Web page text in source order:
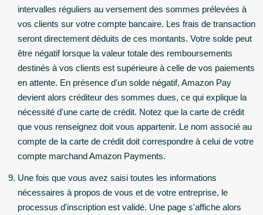
intervalles réguliers au versement des sommes prélevées à
vos clients sur votre compte bancaire. Les frais de transaction
seront directement déduits de ces montants. Votre solde peut
être négatif lorsque la valeur totale des remboursements
destinés à vos clients est supérieure à celle de vos paiements
en attente. En présence d'un solde négatif, Amazon Pay
devient alors créditeur des sommes dues, ce qui explique la
nécessité d'une carte de crédit. Notez que la carte de crédit
que vous renseignez doit vous appartenir. Le nom associé au
compte de la carte de crédit doit correspondre à celui de votre
compte marchand Amazon Payments.
Une fois que vous avez saisi toutes les informations
nécessaires à propos de vous et de votre entreprise, le
processus d'inscription est validé. Une page s'affiche alors